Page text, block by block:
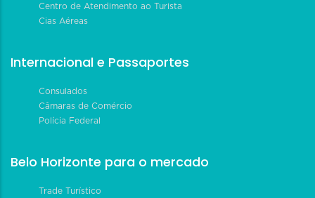
Centro de Atendimento ao Turista
Cias Aéreas
Internacional e Passaportes
Consulados
Câmaras de Comércio
Polícia Federal
Belo Horizonte para o mercado
Trade Turístico